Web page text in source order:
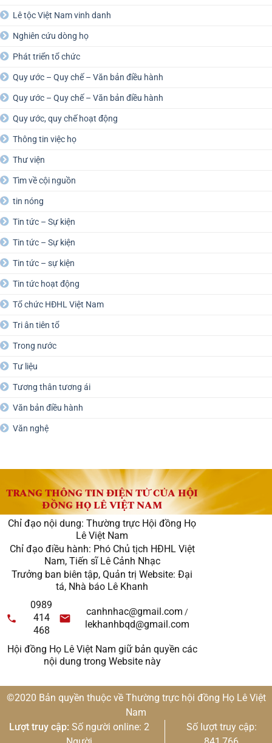
Lê tộc Việt Nam vinh danh
Nghiên cứu dòng họ
Phát triển tổ chức
Quy ước – Quy chế – Văn bản điều hành
Quy ước – Quy chế – Văn bản điều hành
Quy ước, quy chế hoạt động
Thông tin việc họ
Thư viện
Tìm về cội nguồn
tin nóng
Tin tức – Sự kiện
Tin tức – Sự kiện
Tin tức – sự kiện
Tin tức hoạt động
Tổ chức HĐHL Việt Nam
Tri ân tiên tổ
Trong nước
Tư liệu
Tương thân tương ái
Văn bản điều hành
Văn nghệ
TRANG THÔNG TIN ĐIỆN TỬ CỦA HỘI
ĐỒNG HỌ LÊ VIỆT NAM
Chỉ đạo nội dung: Thường trực Hội đồng Họ
Lê Việt Nam
Chỉ đạo điều hành: Phó Chủ tịch HĐHL Việt
Nam, Tiến sĩ Lê Cảnh Nhạc
Trưởng ban biên tập, Quản trị Website: Đại
tá, Nhà báo Lê Khanh
0989
414
468
canhnhac@gmail.com /
lekhanhbqd@gmail.com
Hội đồng Họ Lê Việt Nam giữ bản quyền các
nội dung trong Website này
©2020 Bản quyền thuộc về Thường trực hội đồng Họ Lê Việt
Nam
Lượt truy cập: Số người online: 2
Số lượt truy cập: